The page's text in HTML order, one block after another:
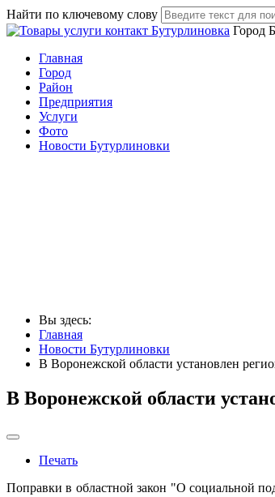
Найти по ключевому слову
Город
Главная
Город
Район
Предприятия
Услуги
Фото
Новости Бутурлиновки
Вы здесь:
Главная
Новости Бутурлиновки
В Воронежской области установлен
В Воронежской области
Печать
Поправки в областной закон "О социальной